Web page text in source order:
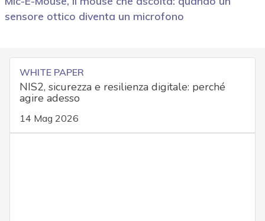
sensore ottico diventa un microfono
WHITE PAPER
NIS2, sicurezza e resilienza digitale: perché
agire adesso
14 Mag 2026